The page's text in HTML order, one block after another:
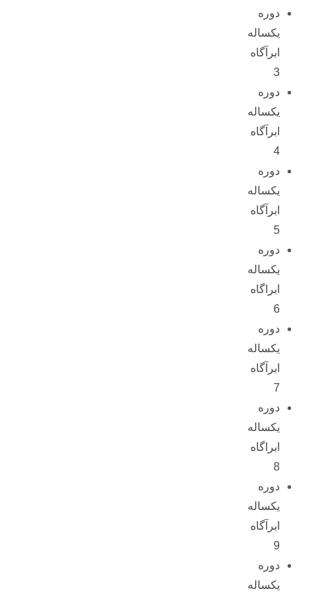
دوره
یکساله
ابرآگاه
دوره
یکساله
ابرآگاه
دوره
یکساله
ابرآگاه
دوره
یکساله
ابراگاه
دوره
یکساله
ابرآگاه
دوره
یکساله
ابراگاه
دوره
یکساله
ابرآگاه
دوره
یکساله